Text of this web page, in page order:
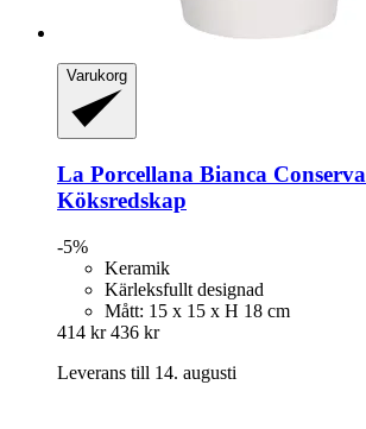
Varukorg
La Porcellana Bianca
Köksredskap
-5%
Keramik
Kärleksfullt designad
Mått: 15 x 15 x H 18 cm
414 kr 436 kr
Leverans till 14. augusti